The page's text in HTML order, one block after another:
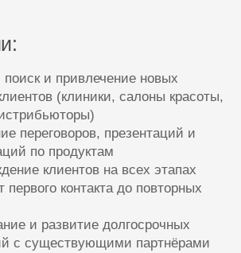
презентаций и
на всех этапах
контакта до повторных
долгосрочных
партнёрами
новых
роста
и работа с CRM-
продажах или
года
и выстраивать